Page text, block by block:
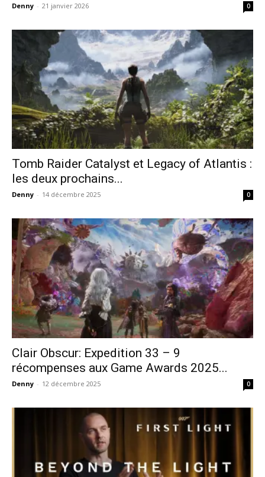
Denny - 21 janvier 2026 0
Tomb Raider Catalyst et Legacy of Atlantis :
les deux prochains...
Denny - 14 décembre 2025 0
Clair Obscur: Expedition 33 – 9
récompenses aux Game Awards 2025...
Denny - 12 décembre 2025 0